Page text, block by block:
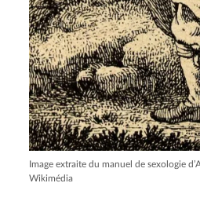
Image extraite du manuel de sexologie
Wikimédia